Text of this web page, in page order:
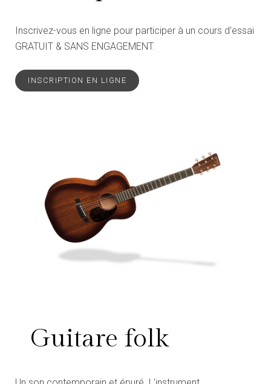
Inscrivez-vous en ligne pour participer à un cours d'essai
GRATUIT & SANS ENGAGEMENT.
INSCRIPTION EN LIGNE
Guitare folk